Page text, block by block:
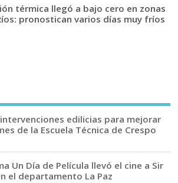
térmica llegó a bajo cero en zonas
pronostican varios días muy fríos
edilicias para mejorar
de la Escuela Técnica de Crespo
Un Día de Película llevó el cine a Sir
el departamento La Paz